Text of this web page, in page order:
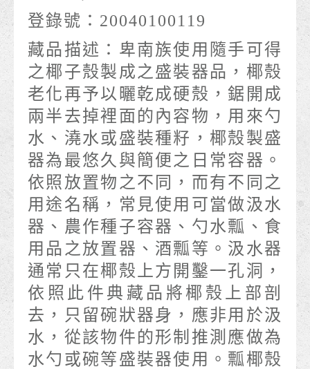
登錄號： 20040100119
藏品描述： 卑南族使用隨手可得
之椰子殼製成之盛裝器品，椰殼
老化再予以曬乾成硬殼，鋸開成
兩半去掉裡面的內容物，用來勺
水、澆水或盛裝種籽，椰殼製盛
器為最悠久與簡便之日常容器。
依照放置物之不同，而有不同之
用途名稱，常見使用可當做汲水
器、農作種子容器、勺水瓢、食
用品之放置器、酒瓢等。汲水器
通常只在椰殼上方開鑿一孔洞，
依照此件典藏品將椰殼上部剖
去，只留碗狀器身，應非用於汲
水，從該物件的形制推測應做為
水勺或碗等盛裝器使用。瓢椰殼